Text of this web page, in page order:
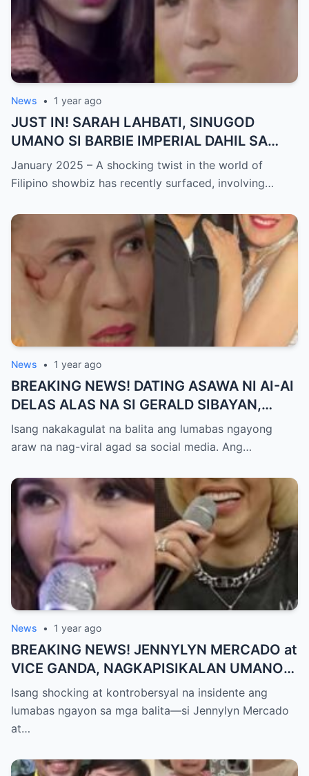
News • 1 year ago
JUST IN! SARAH LAHBATI, SINUGOD
UMANO SI BARBIE IMPERIAL DAHIL SA
ISYU NG PANG-AAGAW KAY RICHARD
GUTIERREZ! Matinding Komprontasyon,
SHOCKED sa Lihim na Girian!
January 2025 – A shocking twist in the world of
Filipino showbiz has recently surfaced, involving…
News • 1 year ago
BREAKING NEWS! DATING ASAWA NI AI-AI
DELAS ALAS NA SI GERALD SIBAYAN,
TIMBOG SA MILYON-MILYONG PERANG
NILIMAS UMANO! Showbiz World
MAKAPANIWALA SA MATINDING
PAGTATAKSIL!
Isang nakakagulat na balita ang lumabas ngayong
araw na nag-viral agad sa social media. Ang…
News • 1 year ago
BREAKING NEWS! JENNYLYN MERCADO at
VICE GANDA, NAGKAPISIKALAN UMANO
SA LIKOD NG CAMERA — Buong
PANGYAYARI, NAHULI SA VIDEO! Showbiz
World NAGULANTANG sa Biglaang
Personalidad!
Isang shocking at kontrobersyal na insidente ang
lumabas ngayon sa mga balita—si Jennylyn Mercado
at…